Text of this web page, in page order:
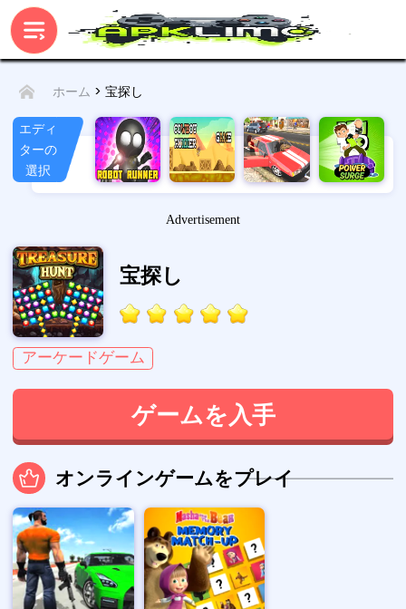
ホーム > 宝探し
エディ
ターの
選択
宝探し
アーケードゲーム
ゲームを入手
Advertisement
オンラインゲームをプレイ